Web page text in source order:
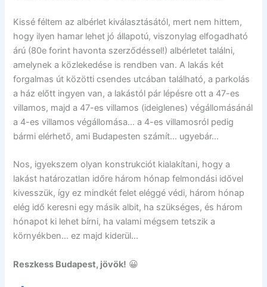
Kissé féltem az albérlet kiválasztásától, mert nem hittem,
hogy ilyen hamar lehet jó állapotú, viszonylag elfogadható
árú (80e forint havonta szerződéssel!) albérletet találni,
amelynek a közlekedése is rendben van. A lakás két
forgalmas út közötti csendes utcában található, a parkolás
a ház előtt ingyen van, a lakástól pár lépésre ott a 47-es
villamos, majd a 47-es villamos (ideiglenes) végállomásánál
a 4-es villamos végállomása… a 4-es villamosról pedig
bármi elérhető, ami Budapesten számít… ugyebár…
Nos, igyekszem olyan konstrukciót kialakítani, hogy a
lakást határozatlan időre három hónap felmondási idővel
kivesszük, így ez mindkét felet eléggé védi, három hónap
elég idő keresni egy másik albit, ha szükséges, és három
hónapot ki lehet bírni, ha valami mégsem tetszik a
környékben… ez majd kiderül…
Reszkess Budapest, jövök! 😀